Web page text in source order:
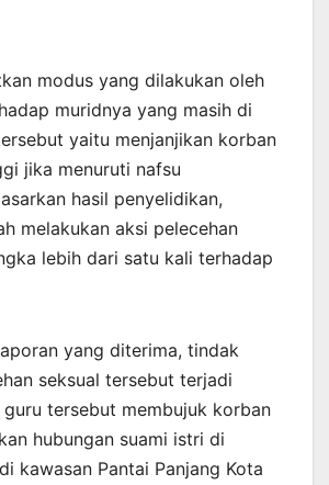
modus yang dilakukan oleh
muridnya yang masih di
yaitu menjanjikan korban
jika menuruti nafsu
hasil penyelidikan,
melakukan aksi pelecehan
lebih dari satu kali terhadap
yang diterima, tindak
seksual tersebut terjadi
tersebut membujuk korban
hubungan suami istri di
kawasan Pantai Panjang Kota